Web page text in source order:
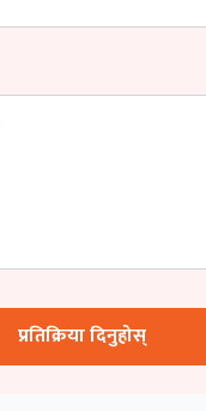
प्रतिक्रिया दिनुहोस्